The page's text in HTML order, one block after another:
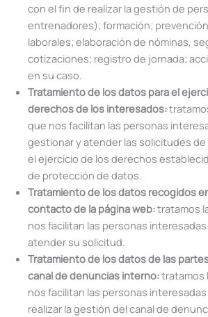
con el fin de realizar la gestión de
entrenadores); formación;
laborales; elaboración de nóminas,
cotizaciones; registro de jornada;
en su caso.
Tratamiento de los datos para el
derechos de los interesados:
que nos facilitan las personas
gestionar y atender las solicitudes
el ejercicio de los derechos
de protección de datos.
Tratamiento de los datos recogidos
contacto de la página web:tratamos
nos facilitan las personas
atender su solicitud.
Tratamiento de los datos de las
canal de denuncias interno:tratamos
nos facilitan las personas
realizar la gestión del canal de